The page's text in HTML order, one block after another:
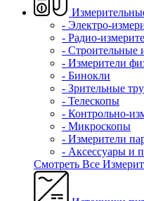
- Электро-
- Радио-
- Строительные
- Измерители
- Бинокли
- Зрительные
- Телескопы
- Контрольно-
- Микроскопы
- Измерители
- Аксессуары и
Смотреть Все